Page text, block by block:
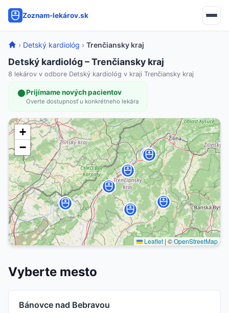
Zoznam-lekárov.sk
› Detský kardiológ › Trenčiansky kraj
Detský kardiológ – Trenčiansky kraj
8 lekárov v odbore Detský kardiológ v kraji Trenčiansky kraj
Prijímame nových pacientov
Overte dostupnosť u konkrétneho lekára
+
−
Leaflet | ©OpenStreetMap
Vyberte mesto
Bánovce nad Bebravou